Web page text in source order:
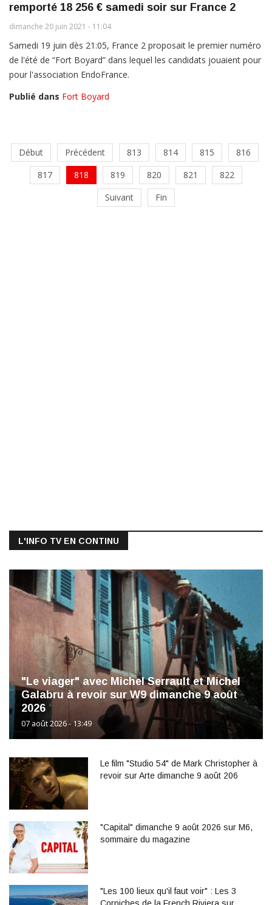
remporté 18 256 € samedi soir sur France 2
dimanche 20 juin 2021 - 11:04
Samedi 19 juin dès 21:05, France 2 proposait le premier numéro
de l'été de “Fort Boyard” dans lequel les candidats jouaient pour
pour l'association EndoFrance.
Publié dans Fort Boyard
Début Précédent 813 814 815
816
817
818 819 820 821
822
Suivant
Fin
L'INFO TV EN CONTINU
"Le viager" avec Michel Serrault et Michel
Galabru à revoir sur W9 dimanche 9 août
2026
07 août 2026 - 13:49
Le film "Studio 54" de Mark Christopher à
revoir sur Arte dimanche 9 août 206
"Capital" dimanche 9 août 2026 sur M6,
sommaire du magazine
"Les 100 lieux qu'il faut voir" : Les 3